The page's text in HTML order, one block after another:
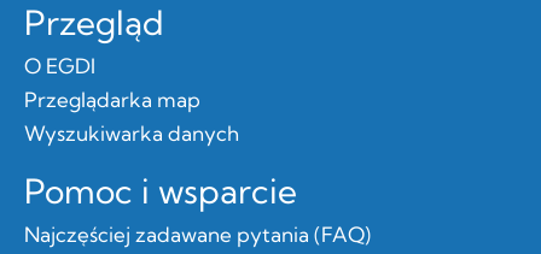
Przegląd
O EGDI
Przeglądarka map
Wyszukiwarka danych
Pomoc i wsparcie
Najczęściej zadawane pytania (FAQ)